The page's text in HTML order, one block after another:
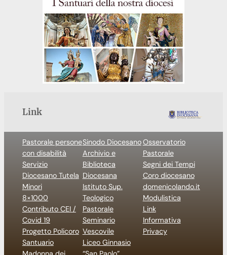
Link
Pastorale persone
con disabilità
Servizio
Diocesano Tutela
Minori
8×1000
Contributo CEI /
Covid 19
Progetto Policoro
Santuario
Sinodo Diocesano
Archivio e
Biblioteca
Diocesana
Istituto Sup.
Teologico
Pastorale
Seminario
Vescovile
Liceo Ginnasio
Osservatorio
Pastorale
Segni dei Tempi
Coro diocesano
domenicolando.it
Modulistica
Link
Informativa
Privacy